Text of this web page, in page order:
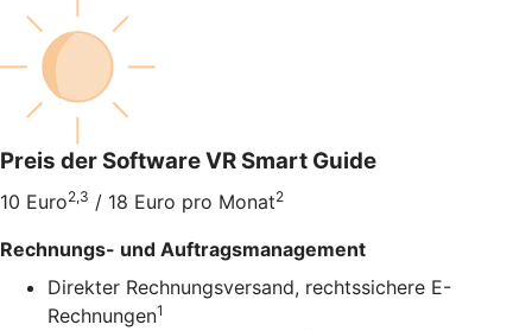
Preis der Software VR Smart Guide
10 Euro2,3 / 18 Euro pro Monat2
Rechnungs- und Auftragsmanagement
Direkter Rechnungsversand, rechtssichere E-
Rechnungen1